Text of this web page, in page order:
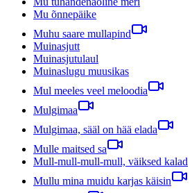
Mu õnnepäike
Muhu saare mullapind
Muinasjutt
Muinasjutulaul
Muinaslugu muusikas
Mul meeles veel meloodia
Mulgimaa
Mulgimaa, sääl on hää elada
Mulle maitsed sa
Mull-mull-mull-mull, väiksed kalad
Mullu mina muidu karjas käisin